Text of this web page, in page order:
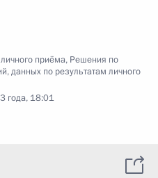
приёма, Решения по
данных по результатам личного
года, 18:01